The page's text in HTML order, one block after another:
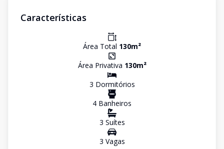
Características
Área Total 130m²
Área Privativa 130m²
3 Dormitórios
4 Banheiros
3 Suítes
3 Vagas